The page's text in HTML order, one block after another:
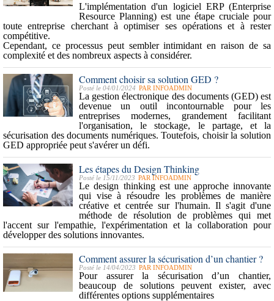
L'implémentation d'un logiciel ERP(Enterprise
Resource Planning) est une étape cruciale pour
toute entreprise cherchant à optimiser ses opérations et à rester
compétitive.
Cependant, ce processus peut sembler intimidant en raison de sa
complexité et des nombreux aspects à considérer.
Comment choisir sa solution GED ?
Posté le 04/01/2024 PAR INFOADMIN
La gestion électronique des documents (GED) est
devenue un outil incontournable pour les
entreprises modernes, grandement facilitant
l'organisation, le stockage, le partage, et la
sécurisation des documents numériques. Toutefois, choisir la solution
GED appropriée peut s'avérer un défi.
Les étapes du Design Thinking
Posté le 15/11/2023 PAR INFOADMIN
Ledesign thinkingest une approche innovante
qui vise à résoudre les problèmes de manière
créative et centrée sur l'humain. Il s'agit d'une
méthode de résolution de problèmes qui met
l'accent sur l'empathie, l'expérimentation et la collaboration pour
développer des solutions innovantes.
Comment assurer la sécurisation d’un chantier ?
Posté le 14/04/2023 PAR INFOADMIN
Pour assurer la sécurisation d’un chantier,
beaucoup de solutions peuvent exister, avec
différentes options supplémentaires